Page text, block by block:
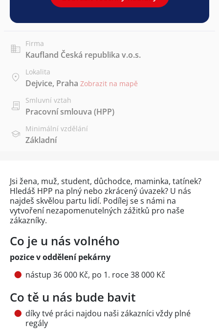
Firma
Kaufland Česká republika v.o.s.
Lokalita
Dejvice, Praha Zobrazit na mapě
Smluvní vztah
Pracovní smlouva (HPP)
Minimální vzdělání
Základní
Jsi žena, muž, student, důchodce, maminka, tatínek?
Hledáš HPP na plný nebo zkrácený úvazek? U nás
najdeš skvělou partu lidí. Podílej se s námi na
vytvoření nezapomenutelných zážitků pro naše
zákazníky.
Co je u nás volného
pozice v oddělení pekárny
nástup 36 000 Kč, po 1. roce 38 000 Kč
Co tě u nás bude bavit
díky tvé práci najdou naši zákazníci vždy plné
regály